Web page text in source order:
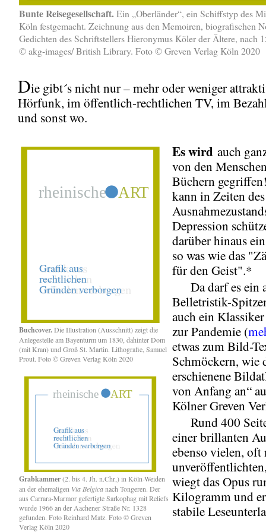
Bunte Reisegesellschaft.Ein „Oberländer“, ein Schiffstyp des
Köln festgemacht. Zeichnung aus den Memoiren, biografischen
Gedichten des Schriftstellers Hieronymus Köler der Ältere, nach
© akg-images/ British Library. Foto © Greven Verlag Köln 2020
Die gibt´s nicht nur – mehr oder weniger
Hörfunk, im öffentlich-rechtlichen TV, im
und sonst wo.
Buchcover.Die Illustration (Ausschnitt) zeigt die
Anlegestelle am Bayenturm um 1830, dahinter Dom
(mit Kran) und Groß St. Martin. Lithografie, Samuel
Prout. Foto © Greven Verlag Köln 2020
Grabkammer(2. bis 4. Jh. n.Chr,) in Köln-Weiden
an der ehemaligen Via Belgicanach Tongeren. Der
aus Carrara-Marmor gefertigte Sarkophag mit Reliefs
wurde 1966 an der Aachener Straße Nr. 1328
gefunden. Foto Reinhard Matz. Foto © Greven
Verlag Köln 2020
Es wird auch
von den
Büchern
kann in Zeiten
Depression
darüber hinaus
so was wie das
für den Geist".*
Da darf es ein
Belletristik-
auch ein
zur Pandemie (
etwas zum Bild-
Schmöckern, wie
erschienene
von Anfang an“
Kölner Greven
Rund 400
einer brillanten
ebenso vielen, oft
wiegt das Opus
Kilogramm und
stabile